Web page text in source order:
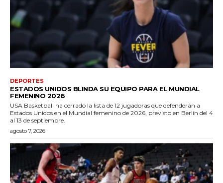
DEPORTES
ESTADOS UNIDOS BLINDA SU EQUIPO PARA EL MUNDIAL
FEMENINO 2026
USA Basketball ha cerrado la lista de 12 jugadoras que defenderán a
Estados Unidos en el Mundial femenino de 2026, previsto en Berlín del 4
al 13 de septiembre.
agosto 7, 2026